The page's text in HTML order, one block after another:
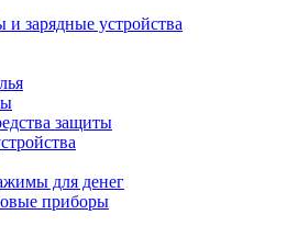
и зарядные устройства
защиты
для денег
приборы